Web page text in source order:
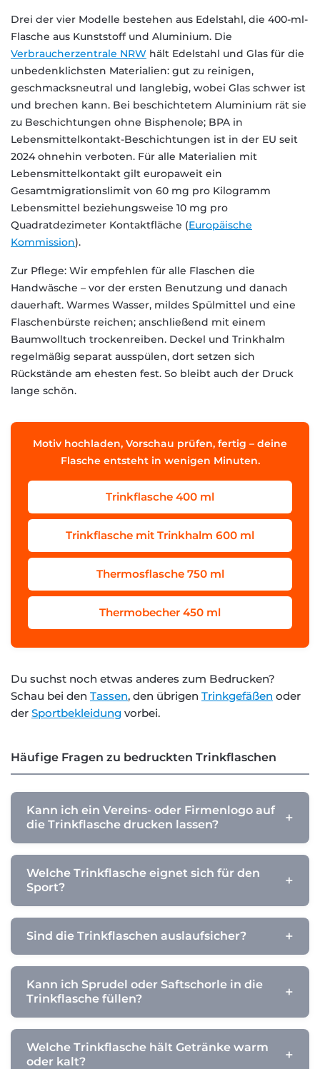
Drei der vier Modelle bestehen aus Edelstahl, die 400-ml-
Flasche aus Kunststoff und Aluminium. Die
Verbraucherzentrale NRW hält Edelstahl und Glas für die
unbedenklichsten Materialien: gut zu reinigen,
geschmacksneutral und langlebig, wobei Glas schwer ist
und brechen kann. Bei beschichtetem Aluminium rät sie
zu Beschichtungen ohne Bisphenole; BPA in
Lebensmittelkontakt-Beschichtungen ist in der EU seit
2024 ohnehin verboten. Für alle Materialien mit
Lebensmittelkontakt gilt europaweit ein
Gesamtmigrationslimit von 60 mg pro Kilogramm
Lebensmittel beziehungsweise 10 mg pro
Quadratdezimeter Kontaktfläche (Europäische
Kommission).
Zur Pflege: Wir empfehlen für alle Flaschen die
Handwäsche – vor der ersten Benutzung und danach
dauerhaft. Warmes Wasser, mildes Spülmittel und eine
Flaschenbürste reichen; anschließend mit einem
Baumwolltuch trockenreiben. Deckel und Trinkhalm
regelmäßig separat ausspülen, dort setzen sich
Rückstände am ehesten fest. So bleibt auch der Druck
lange schön.
Motiv hochladen, Vorschau prüfen, fertig – deine
Flasche entsteht in wenigen Minuten.
Trinkflasche 400 ml
Trinkflasche mit Trinkhalm 600 ml
Thermosflasche 750 ml
Thermobecher 450 ml
Du suchst noch etwas anderes zum Bedrucken?
Schau bei den Tassen, den übrigen Trinkgefäßen oder
der Sportbekleidung vorbei.
Häufige Fragen zu bedruckten Trinkflaschen
Kann ich ein Vereins- oder Firmenlogo auf
die Trinkflasche drucken lassen?
Welche Trinkflasche eignet sich für den
Sport?
Sind die Trinkflaschen auslaufsicher?
Kann ich Sprudel oder Saftschorle in die
Trinkflasche füllen?
Welche Trinkflasche hält Getränke warm
oder kalt?